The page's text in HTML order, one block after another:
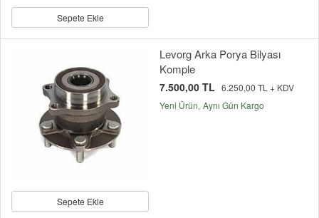
Sepete Ekle
Sepete Ekle
Levorg Arka Porya Bilyası
Komple
7.500,00 TL 6.250,00 TL + KDV
Yeni Ürün Aynı Gün Kargo